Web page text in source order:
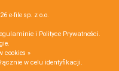
e-file sp. z o.o.
i Polityce Prywatności.
.
cookies »
w celu identyfikacji.